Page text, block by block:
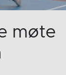
møte